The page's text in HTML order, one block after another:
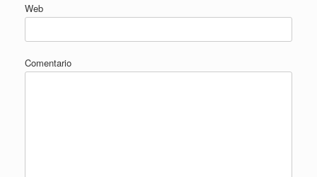
Web
Comentario